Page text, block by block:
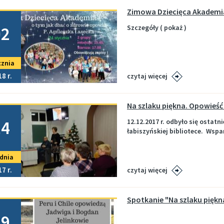
Koncert zespołu BRATHANKI, 14.01.17r.
Brathanki 14.01.17r.
Przejdź do galerii
Ogólnopolski
Ogólnopolski Plener Artystyczny, 03-
10.07.16r.
Przejdź do galerii
Zimowa Dziecięca
Szczegóły ( pokaż )
czytaj więcej
12.12.2017 r. odbyło się
łabiszyńskiej bibliotece.
czytaj więcej
Spotkanie "Na szlaku